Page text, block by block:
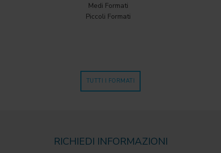
Medi Formati
Piccoli Formati
TUTTI I FORMATI
RICHIEDI INFORMAZIONI